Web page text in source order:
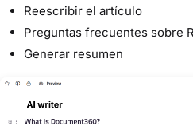
Reescribir el artículo
Preguntas frecuentes sobre
Generar resumen